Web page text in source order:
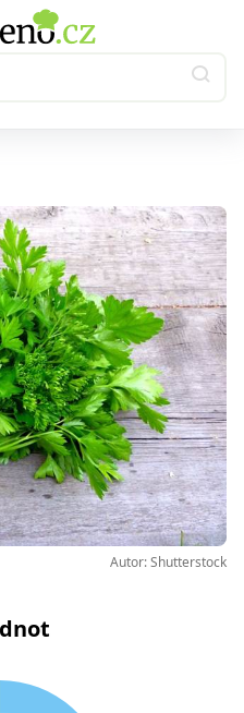
Autor: Shutterstock